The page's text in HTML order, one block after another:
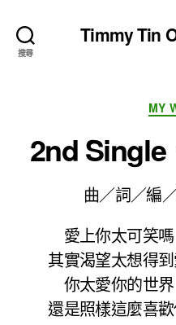
搜尋
Timmy Tin
MY
2nd Single
曲／詞／編
愛上你太可笑
其實渴望太想得
你太愛你的世
還是照樣這麼喜